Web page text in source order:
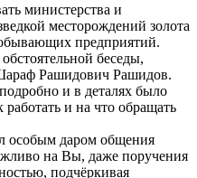
министерства и
месторождений золота
предприятий.
беседы,
Рашидович Рашидов.
и в деталях было
работать и на что обращать
особым даром общения
на Вы, даже поручения
подчёркивая